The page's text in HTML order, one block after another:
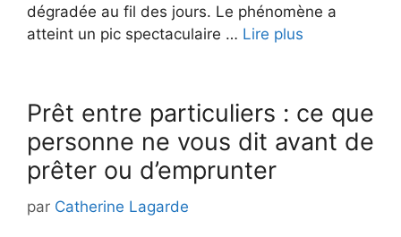
dégradée au fil des jours. Le phénomène a
atteint un pic spectaculaire … Lire plus
Prêt entre particuliers : ce que
personne ne vous dit avant de
prêter ou d’emprunter
par Catherine Lagarde